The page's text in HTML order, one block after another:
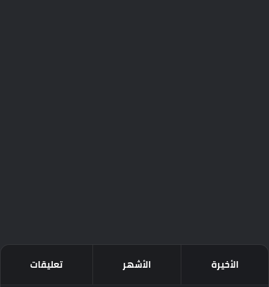
الأخيرة الأشهر تعليقات